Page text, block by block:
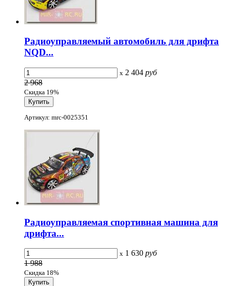
Радиоуправляемый автомобиль для дрифта
NQD...
x 2 404 руб
2 968
Скидка 19%
Артикул: mrc-0025351
Радиоуправляемая спортивная машина для
дрифта...
x 1 630 руб
1 988
Скидка 18%